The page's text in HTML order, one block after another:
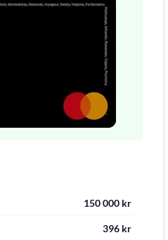
150 000 kr
396 kr